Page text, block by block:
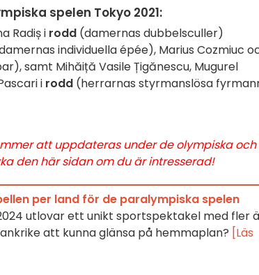
spelen Tokyo 2021:
Radiș i rodd (damernas dubbelsculler)
individuella épée), Marius Cozmiuc
samt Mihăiță Vasile Țigănescu, Mugurel
i rodd (herrarnas styrmanslösa
att uppdateras under de olympiska och
den här sidan om du är intresserad!
per land för de paralympiska spelen
utlovar ett unikt sportspektakel med fler
att kunna glänsa på hemmaplan? [Läs